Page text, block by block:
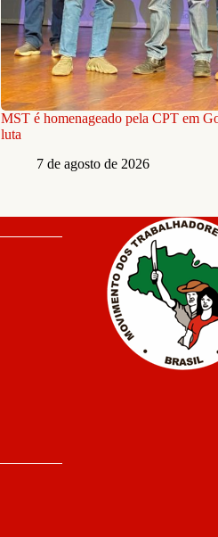
MST é homenageado pela CPT em
luta
7 de agosto de 2026